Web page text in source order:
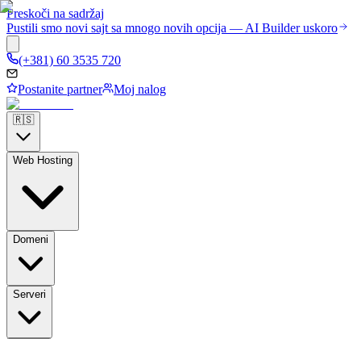
Preskoči na sadržaj
Pustili smo novi sajt sa mnogo novih opcija — AI Builder uskoro
(+381) 60 3535 720
Postanite partner Moj nalog
🇷🇸
Web Hosting
Domeni
Serveri